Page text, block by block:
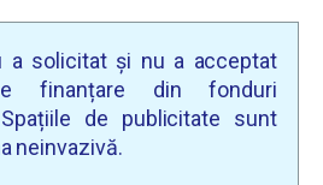
a solicitat și nu a acceptat
finanțare din fonduri
Spațiile de publicitate sunt
neinvazivă.